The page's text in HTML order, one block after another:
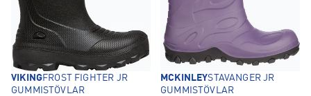
VIKINGFROST FIGHTER JR
GUMMISTÖVLAR
MCKINLEYSTAVANGER JR
GUMMISTÖVLAR